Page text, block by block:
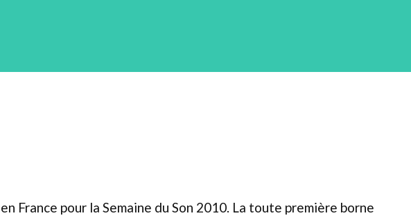
pour la Semaine du Son 2010. La toute première borne